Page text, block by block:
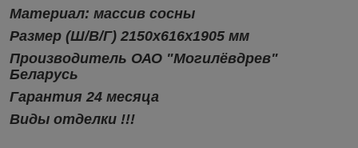
Материал: массив сосны
Размер (Ш/В/Г) 2150х616х1905 мм
Производитель ОАО "Могилёвдрев"
Беларусь
Гарантия 24 месяца
Виды отделки !!!